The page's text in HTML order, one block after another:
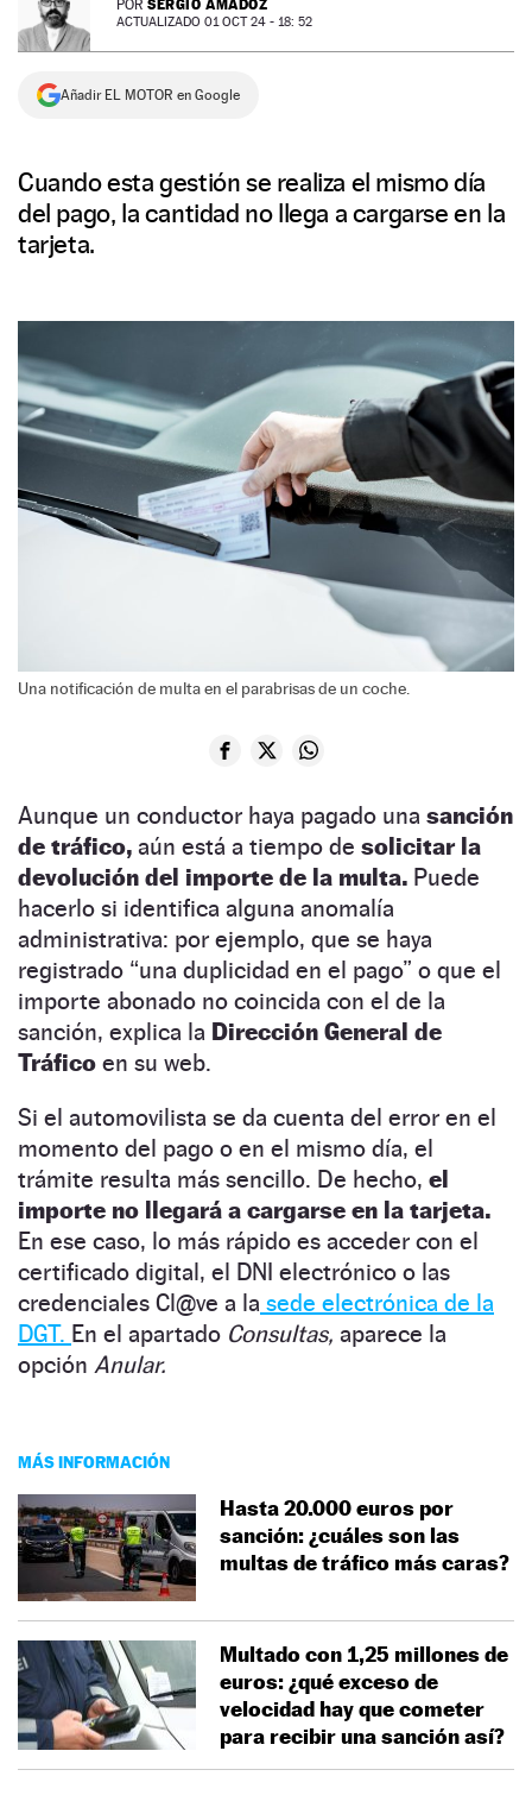
NEWSLETTER
SÍGUENOS
POR SERGIO AMADOZ
ACTUALIZADO 01 OCT 24 - 18: 52
Añadir EL MOTOR en Google
Cuando esta gestión se realiza el mismo día
del pago, la cantidad no llega a cargarse en la
tarjeta.
Una notificación de multa en el parabrisas de un coche.
Aunque un conductor haya pagado una sanción
de tráfico, aún está a tiempo de solicitar la
devolución del importe de la multa. Puede
hacerlo si identifica alguna anomalía
administrativa: por ejemplo, que se haya
registrado “una duplicidad en el pago” o que el
importe abonado no coincida con el de la
sanción, explica la Dirección General de
Tráfico en su web.
Si el automovilista se da cuenta del error en el
momento del pago o en el mismo día, el
trámite resulta más sencillo. De hecho, el
importe no llegará a cargarse en la tarjeta.
En ese caso, lo más rápido es acceder con el
certificado digital, el DNI electrónico o las
credenciales Cl@ve a la sede electrónica de la
DGT. En el apartado Consultas, aparece la
opción Anular.
MÁS INFORMACIÓN
Hasta 20.000 euros por
sanción: ¿cuáles son las
multas de tráfico más caras?
Multado con 1,25 millones de
euros: ¿qué exceso de
velocidad hay que cometer
para recibir una sanción así?